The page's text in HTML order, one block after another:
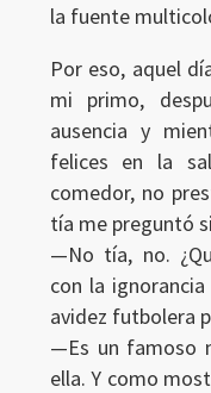
la fuente
Por eso, aquel
mi primo,
ausencia y
felices en la
comedor, no
tía me preguntó
—No tía, no.
con la
avidez futbolera
—Es un famoso
ella. Y como